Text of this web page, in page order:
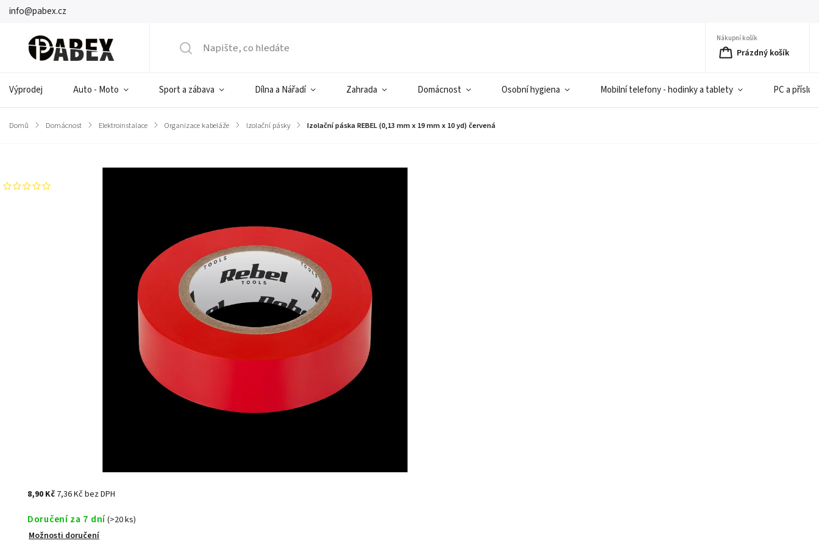
info@pabex.cz
Nákupní košík
Prázdný košík
Výprodej Auto - Moto Sport a zábava Dílna a Nářadí Zahrada Domácnost Osobní hygiena Mobilní telefony - hodinky a tablety PC a
Domů / Domácnost / Elektroinstalace / Organizace kabeláže / Izolační pásky / Izolační páska REBEL (0,13 mm x 19 mm x 10 yd) červená
8,90 Kč 7,36 Kč bez DPH
Doručení za 7 dní(>20 ks)
Možnosti doručení